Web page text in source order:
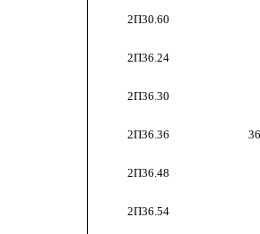
2П30.60
2П36.24
2П36.30
2П36.36
2П36.48
2П36.54